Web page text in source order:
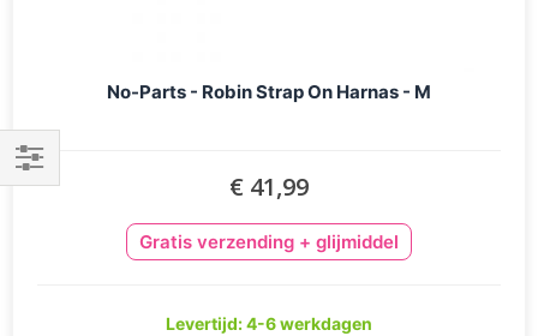
No-Parts - Robin Strap On Harnas - M
€ 41,99
Gratis verzending + glijmiddel
Levertijd: 4-6 werkdagen
Filteren